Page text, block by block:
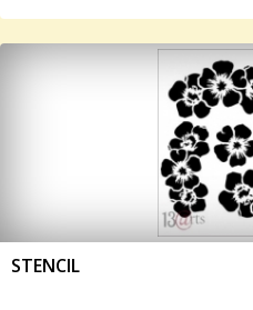
STENCIL